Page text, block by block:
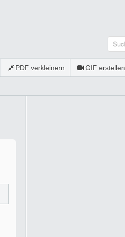
PDF verkleinern GIF erstellen